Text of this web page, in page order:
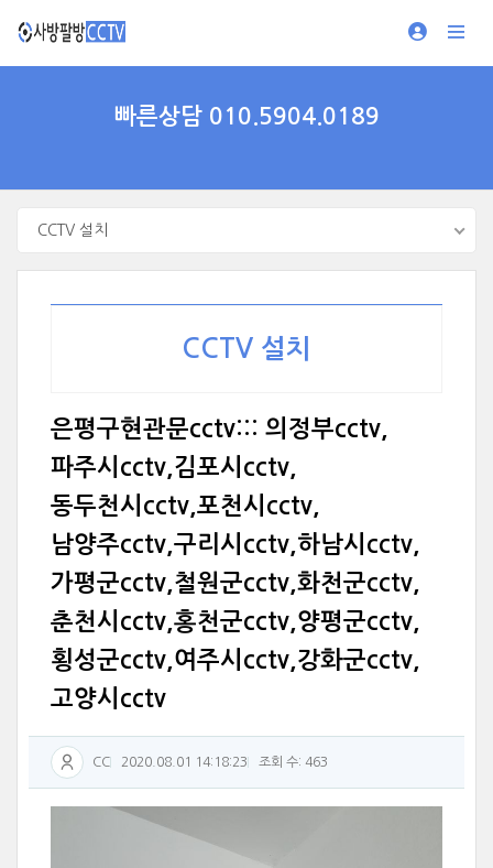
빠른상담 010.5904.0189
CCTV 설치
CCTV 설치
은평구현관문cctv::: 의정부cctv,
파주시cctv,김포시cctv,
동두천시cctv,포천시cctv,
남양주cctv,구리시cctv,하남시cctv,
가평군cctv,철원군cctv,화천군cctv,
춘천시cctv,홍천군cctv,양평군cctv,
횡성군cctv,여주시cctv,강화군cctv,
고양시cctv
CC 2020.08.01 14:18:23 조회 수: 463